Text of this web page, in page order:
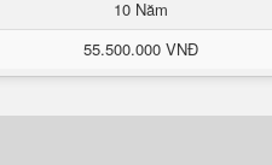
10 Năm
55.500.000 VNĐ